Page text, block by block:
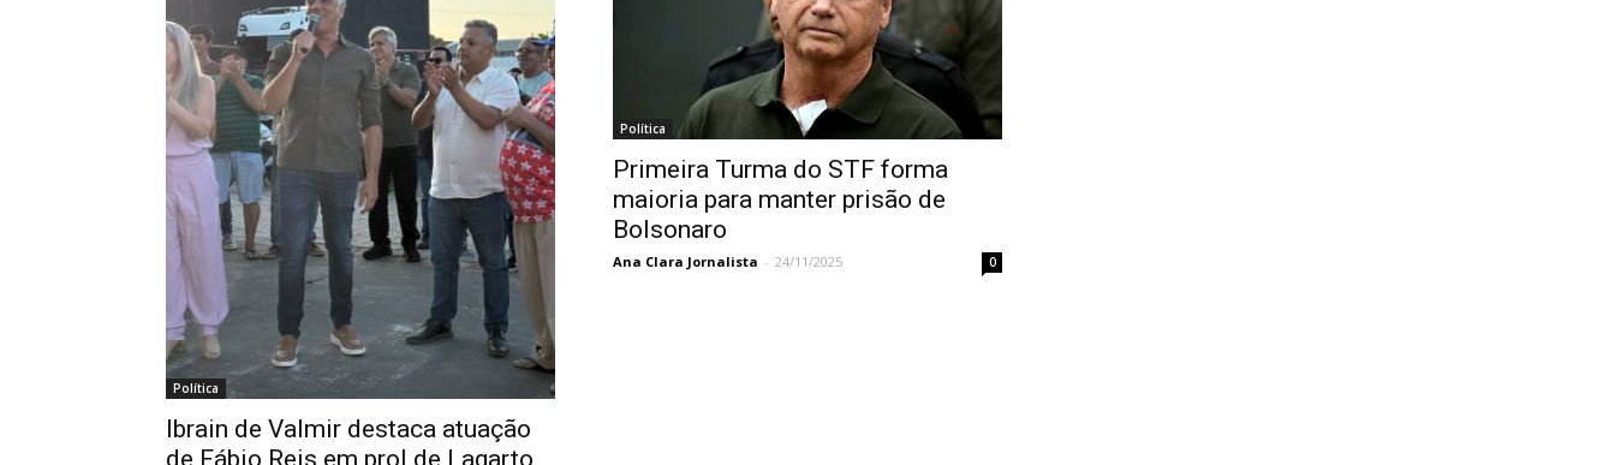
Política
Ibrain de Valmir destaca atuação
Política
Primeira Turma do STF forma
maioria para manter prisão de
Bolsonaro
Ana Clara Jornalista - 24/11/2025 0